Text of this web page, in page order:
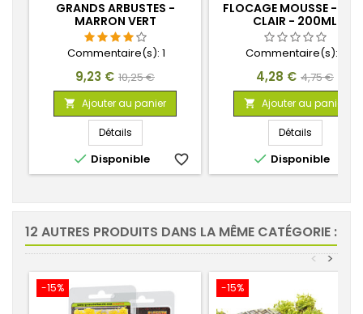
GRANDS ARBUSTES -
MARRON VERT
Commentaire(s): 1
Prix
9,23 € Prix
de
base
10,25 €
 Ajouter au panier
Détails
 Disponible favorite_border
FLOCAGE MOUSSE -
CLAIR - 200ML
Commentaire(s):
Prix
4,28 € Prix
de
base
4,75 €
 Ajouter au panier
Détails
 Disponible
12 AUTRES PRODUITS DANS LA MÊME CATÉGORIE :
>
<
-15% -15%